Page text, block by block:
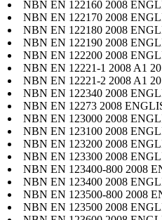
NBN EN 122160 2008
NBN EN 122170 2008
NBN EN 122180 2008
NBN EN 122190 2008
NBN EN 122200 2008
NBN EN 12221-1 2008 A1
NBN EN 12221-2 2008 A1
NBN EN 122340 2008
NBN EN 12273 2008
NBN EN 123000 2008
NBN EN 123100 2008
NBN EN 123200 2008
NBN EN 123300 2008
NBN EN 123400-800 2008
NBN EN 123400 2008
NBN EN 123500-800 2008
NBN EN 123500 2008